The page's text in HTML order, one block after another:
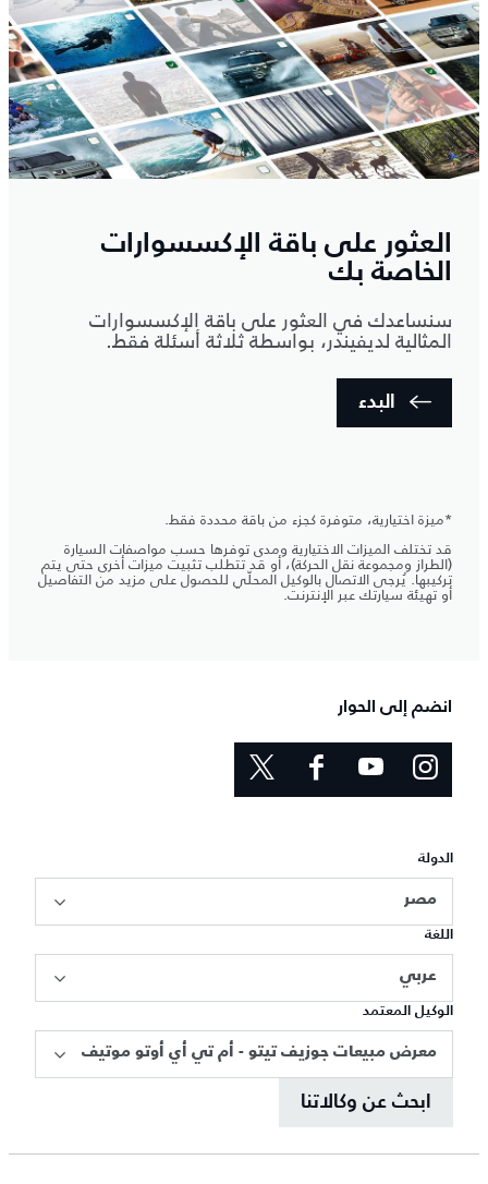
العثور على باقة الإكسسوارات
الخاصة بك
سنساعدك في العثور على باقة الإكسسوارات
المثالية لديفيندر، بواسطة ثلاثة أسئلة فقط.
البدء
*ميزة اختيارية، متوفرة كجزء من باقة محددة فقط.
قد تختلف الميزات الاختيارية ومدى توفرها حسب مواصفات السيارة
(الطراز ومجموعة نقل الحركة)، أو قد تتطلب تثبيت ميزات أخرى حتى يتم
تركيبها. يُرجى الاتصال بالوكيل المحلّي للحصول على مزيد من التفاصيل
أو تهيئة سيارتك عبر الإنترنت.
انضم إلى الحوار
الدولة
مصر
اللغة
عربي
الوكيل المعتمد
معرض مبيعات جوزيف تيتو - أم تي أي أوتو موتيف
ابحث عن وكالاتنا